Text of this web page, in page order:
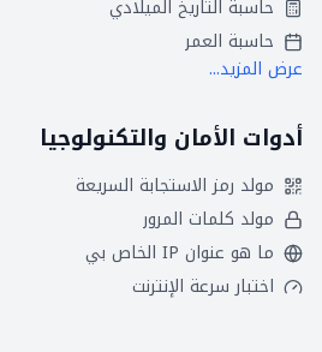
حاسبة التاريخ الميلادي
حاسبة العمر
عرض المزيد...
أدوات الأمان والتكنولوجيا
مولد رمز الاستجابة السريعة
مولد كلمات المرور
ما هو عنوان IP الخاص بي
اختبار سرعة الإنترنت